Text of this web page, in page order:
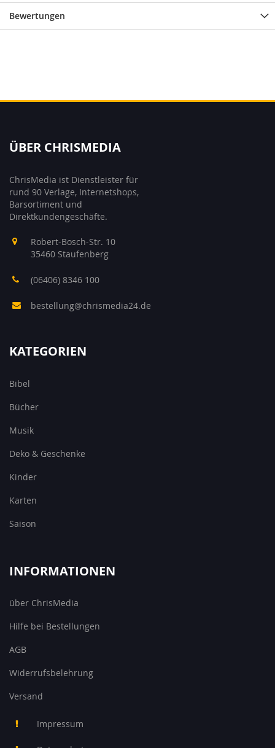
Bewertungen
ÜBER CHRISMEDIA
ChrisMedia ist Dienstleister für
rund 90 Verlage, Internetshops,
Barsortiment und
Direktkundengeschäfte.
Robert-Bosch-Str. 10
35460 Staufenberg
(06406) 8346 100
bestellung@chrismedia24.de
KATEGORIEN
Bibel
Bücher
Musik
Deko & Geschenke
Kinder
Karten
Saison
INFORMATIONEN
über ChrisMedia
Hilfe bei Bestellungen
AGB
Widerrufsbelehrung
Versand
Impressum